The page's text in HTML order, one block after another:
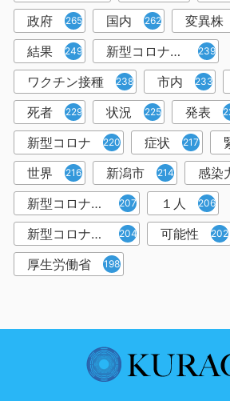
政府 265 国内 262 変異株
結果 249 新型コロナウイルスワクチン 239
ワクチン接種 238 市内 233
死者 229 状況 225 発表
新型コロナ 220 症状 217
世界 216 新潟市 214 感染
新型コロナウイルス感染者 207 １人 206
新型コロナウイルス対策 204 可能性 202
厚生労働省 198